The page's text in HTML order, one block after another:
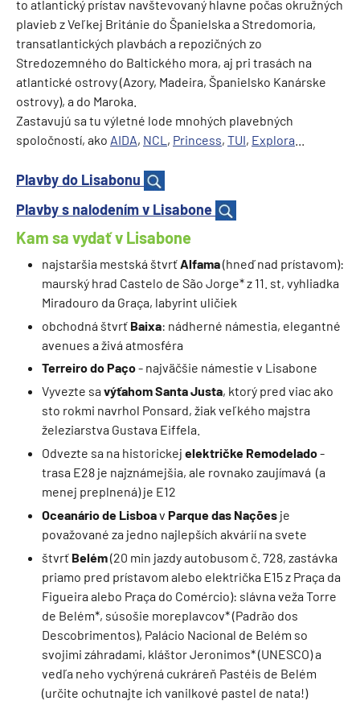
to atlantický prístav navštevovaný hlavne počas okružných
plavieb z Veľkej Británie do Španielska a Stredomoria,
transatlantických plavbách a repozičných zo
Stredozemného do Baltického mora, aj pri trasách na
atlantické ostrovy (Azory, Madeira, Španielsko Kanárske
ostrovy), a do Maroka.
Zastavujú sa tu výletné lode mnohých plavebných
spoločností, ako AIDA, NCL , Princess, TUI, Explora
Plavby do Lisabonu
Plavby s nalodením v Lisabone
Kam sa vydať v Lisabone
najstaršia mestská štvrťAlfama(hneď nad prístavom):
maurský hrad Castelo de São Jorge* z 11. st, vyhliadka
Miradouro da Graça, labyrint uličiek
obchodná štvrť Baixa: nádherné námestia, elegantné
avenues a živá atmosféra
Terreiro do Paço- najväčšie námestie v Lisabone
Vyvezte sa výťahom Santa Justa, ktorý pred viac ako
sto rokmi navrhol Ponsard, žiak veľkého majstra
železiarstva Gustava Eiffela.
Odvezte sa na historickej električke Remodelado-
trasa E28 je najznámejšia, ale rovnako zaujímavá (a
menej preplnená) je E12
Oceanário de Lisboav Parque das Nações je
považované za jedno najlepších akvárií na svete
štvrť Belém(20 min jazdy autobusom č. 728, zastávka
priamo pred prístavom alebo električka E15 z Praça da
Figueira alebo Praça do Comércio): slávna veža Torre
de Belém*, súsošie moreplavcov* (Padrão dos
Descobrimentos), Palácio Nacional de Belém so
svojimi záhradami, kláštor Jeronimos* (UNESCO) a
vedľa neho vychýrená cukráreň Pastéis de Belém
(určite ochutnajte ich vanilkové pastel de nata!)